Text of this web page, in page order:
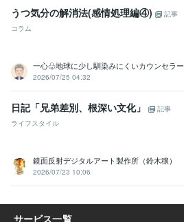
うつ気分の解消法(感情処理編④)
記事
コラム
一心♧地球に少し馴染みにくいカウンセラー
2026/07/25 04:32
日記「兄弟差別、根深い文化」
記事
ライフスタイル
鏡面反射デジタルアート製作所（鈴木穣）
2026/07/23 10:06